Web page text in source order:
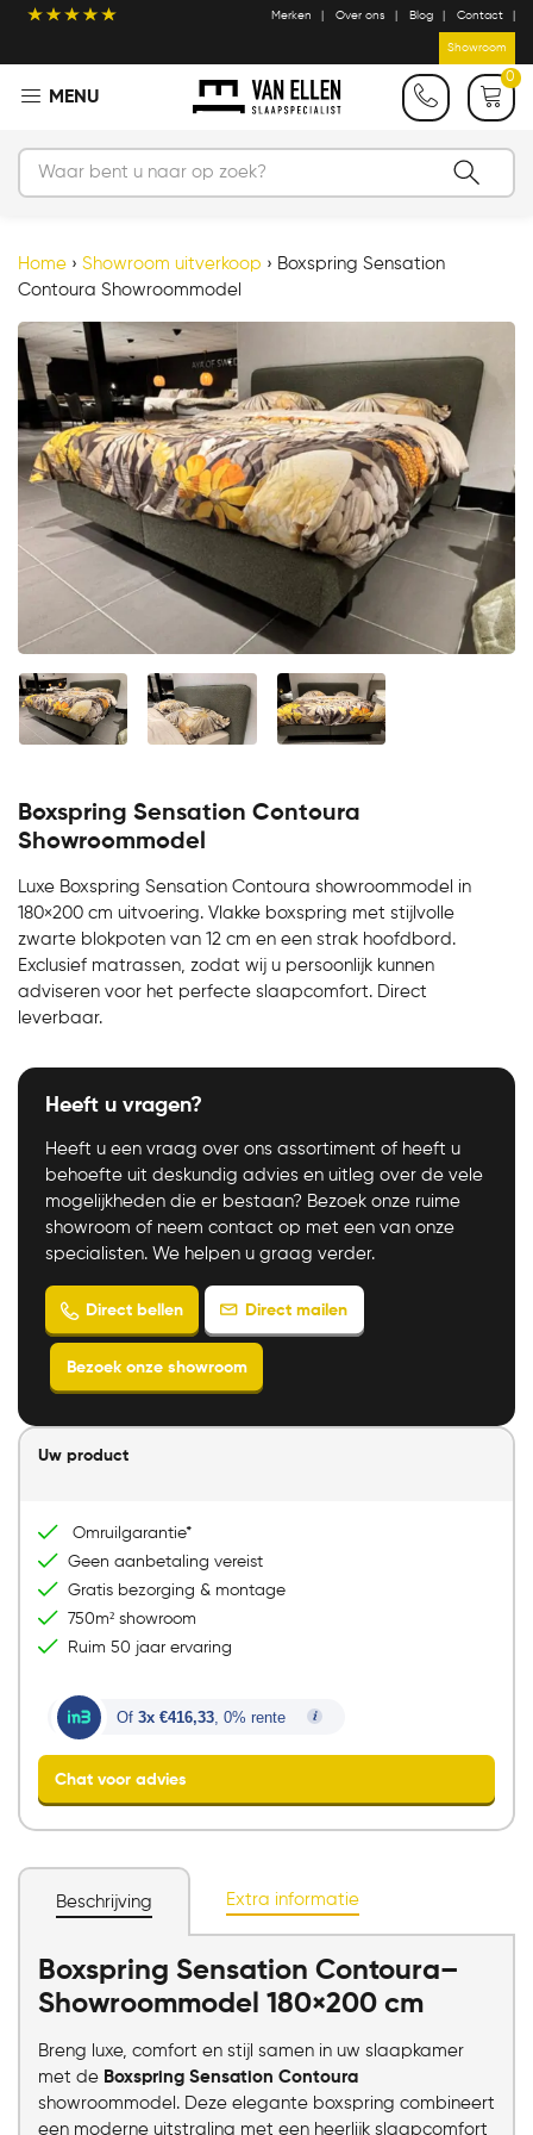
Merken Over ons Blog Contact
Showroom
0
Home › Showroom uitverkoop › Boxspring Sensation
Contoura Showroommodel
Boxspring Sensation Contoura
Showroommodel
Luxe Boxspring Sensation Contoura showroommodel in
180×200 cm uitvoering. Vlakke boxspring met stijlvolle
zwarte blokpoten van 12 cm en een strak hoofdbord.
Exclusief matrassen, zodat wij u persoonlijk kunnen
adviseren voor het perfecte slaapcomfort. Direct
leverbaar.
Heeft u vragen?
Heeft u een vraag over ons assortiment of heeft u
behoefte uit deskundig advies en uitleg over de vele
mogelijkheden die er bestaan? Bezoek onze ruime
showroom of neem contact op met een van onze
specialisten. We helpen u graag verder.
Direct bellen
Uw product
Omruilgarantie*
Geen aanbetaling vereist
Gratis bezorging & montage
750m² showroom
Ruim 50 jaar ervaring
Of 3x €416,33 , 0% rente
Chat voor advies
Beschrijving Extra informatie
Boxspring Sensation Contoura–
Showroommodel 180×200 cm
Breng luxe, comfort en stijl samen in uw slaapkamer
met de Boxspring Sensation Contoura
showroommodel. Deze elegante boxspring combineert
een moderne uitstraling met een heerlijk slaapcomfort